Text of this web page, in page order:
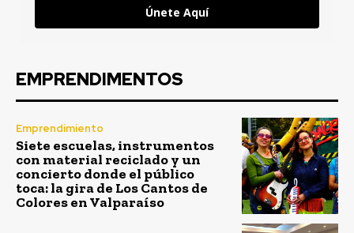
Únete Aquí
EMPRENDIMENTOS
Emprendimiento
Siete escuelas, instrumentos
con material reciclado y un
concierto donde el público
toca: la gira de Los Cantos de
Colores en Valparaíso